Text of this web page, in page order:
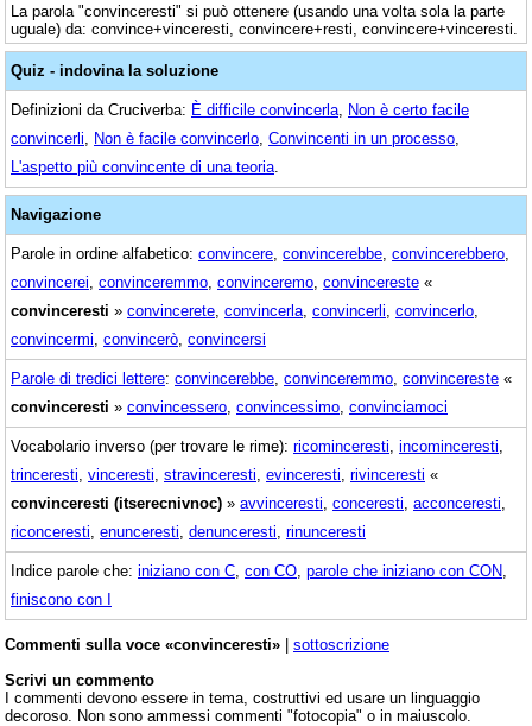
La parola "convinceresti" si può ottenere (usando una volta sola la parte
uguale) da: convince+vinceresti, convincere+resti, convincere+vinceresti.
Quiz - indovina la soluzione
Definizioni da Cruciverba: È difficile convincerla Non è certo facile
convincerli
Non è facile convincerlo Convincenti in un processo
L'aspetto più convincente di una teoria
Navigazione
Parole in ordine alfabetico: convincere convincerebbe convincerebbero
convincerei convinceremmo convinceremo convincereste «
convinceresti » convincerete convincerla convincerli convincerlo
convincermi convincerò convincersi
Parole di tredici lettere: convincerebbe convinceremmo convincereste «
convinceresti » convincessero convincessimo convinciamoci
Vocabolario inverso (per trovare le rime): ricominceresti incominceresti
trinceresti vinceresti stravinceresti evinceresti rivinceresti «
convinceresti (itserecnivnoc) » avvinceresti conceresti acconceresti
riconceresti enunceresti denunceresti rinunceresti
Indice parole che: iniziano con C con CO parole che iniziano con CON
finiscono con I
Commenti sulla voce «convinceresti» | sottoscrizione
Scrivi un commento
I commenti devono essere in tema, costruttivi ed usare un linguaggio
decoroso. Non sono ammessi commenti "fotocopia" o in maiuscolo.